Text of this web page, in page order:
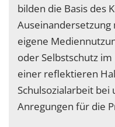
bilden die Basis des
eigene
oder Selbstschutz
einer reflektieren
Schulsozialarbeit
Anregungen für die